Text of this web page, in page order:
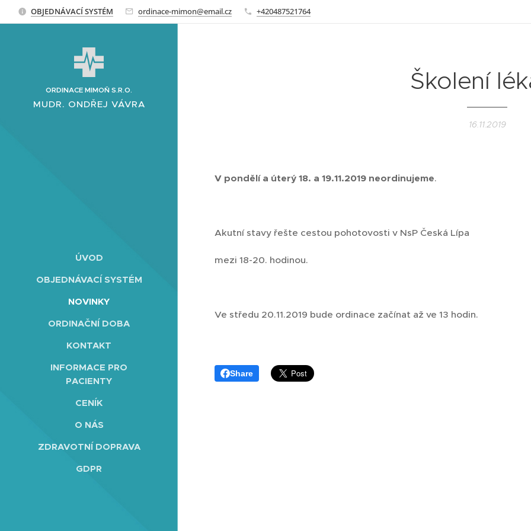
OBJEDNÁVACÍ SYSTÉM ordinace-mimon@email.cz +420487521764
ORDINACE MIMOŇ S.R.O.
MUDR. ONDŘEJ VÁVRA
ÚVOD
OBJEDNÁVACÍ SYSTÉM
NOVINKY
ORDINAČNÍ DOBA
KONTAKT
INFORMACE PRO
PACIENTY
CENÍK
O NÁS
ZDRAVOTNÍ DOPRAVA
GDPR
Školení
16.11.2019
V pondělí a úterý 18. a 19.11.2019 neordinujeme.
Akutní stavy řešte cestou pohotovosti v NsP Česká Lípa
mezi 18-20. hodinou.
Ve středu 20.11.2019 bude ordinace začínat až ve 13 hodin.
Share